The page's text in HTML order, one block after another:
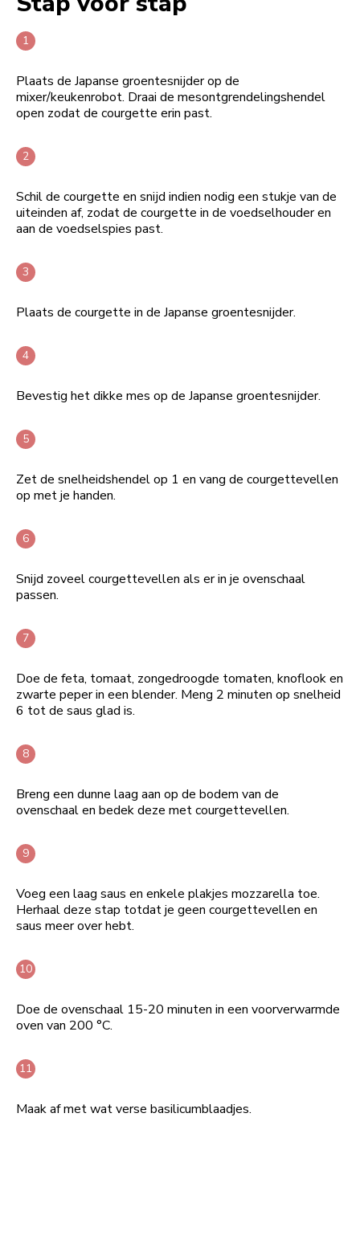
Plaats de Japanse groentesnijder op de
mixer/keukenrobot. Draai de mesontgrendelingshendel
open zodat de courgette erin past.
Schil de courgette en snijd indien nodig een stukje van de
uiteinden af, zodat de courgette in de voedselhouder en
aan de voedselspies past.
Plaats de courgette in de Japanse groentesnijder.
Bevestig het dikke mes op de Japanse groentesnijder.
Zet de snelheidshendel op 1 en vang de courgettevellen
op met je handen.
Snijd zoveel courgettevellen als er in je ovenschaal
passen.
Doe de feta, tomaat, zongedroogde tomaten, knoflook en
zwarte peper in een blender. Meng 2 minuten op snelheid
6 tot de saus glad is.
Breng een dunne laag aan op de bodem van de
ovenschaal en bedek deze met courgettevellen.
Voeg een laag saus en enkele plakjes mozzarella toe.
Herhaal deze stap totdat je geen courgettevellen en
saus meer over hebt.
Doe de ovenschaal 15-20 minuten in een voorverwarmde
oven van 200 °C.
Maak af met wat verse basilicumblaadjes.